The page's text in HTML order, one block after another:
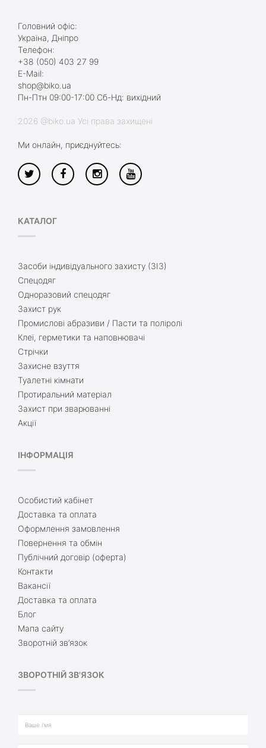
Головний офіс:
Україна, Дніпро
Телефон:
+38 (050) 403 27 99
E-Mail:
shop@biko.ua
Пн-Птн 09:00-17:00 Сб-Нд: вихідний
2026 @biko.ua Усі права захищені
Ми онлайн, приєднуйтесь:
КАТАЛОГ
Засоби індивідуального захисту (ЗІЗ)
Спецодяг
Одноразовий спецодяг
Захист рук
Промислові абразиви / Пасти та поліролі
Клеї, герметики та наповнювачі
Стрічки
Захисне взуття
Туалетні кімнати
Протиральний матеріал
Захист при зварюванні
Акції
ІНФОРМАЦІЯ
Особистий кабінет
Доставка та оплата
Оформлення замовлення
Повернення та обмін
Публічний договір (оферта)
Контакти
Вакансії
Доставка та оплата
Блог
Мапа сайту
Зворотній зв’язок
ЗВОРОТНІЙ ЗВ'ЯЗОК